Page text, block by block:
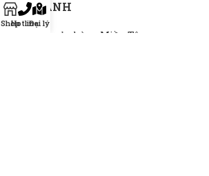
CHI NHÁNH
Chi nhánh cửa hàng Miền Tây
ShopHotlineĐại lý